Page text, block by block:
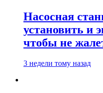
Насосная
установить и
чтобы не
3 недели тому назад